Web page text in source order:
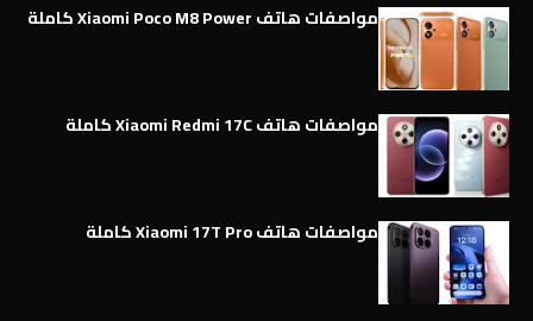
مواصفات هاتف Xiaomi Poco M8 Power كاملة
مواصفات هاتف Xiaomi Redmi 17C كاملة
مواصفات هاتف Xiaomi 17T Pro كاملة